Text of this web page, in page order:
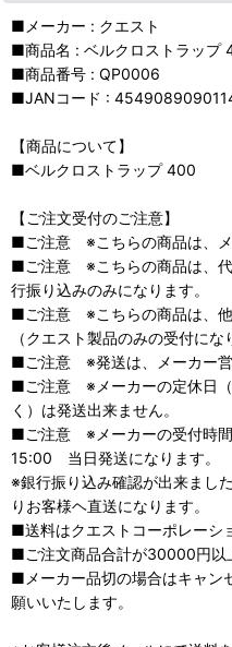
■メーカー : クエスト
■商品名 : ベルクロストラップ
■商品番号 : QP0006
■JANコード :
【商品について】
■ベルクロストラップ 400
【ご注文受付のご注意】
■ご注意 ※こちらの商品は、メ
■ご注意 ※こちらの商品は、代
行振り込みのみになります。
■ご注意 ※こちらの商品は、他
（クエスト製品のみの受付にな
■ご注意 ※発送は、メーカー営
■ご注意 ※メーカーの定休日（
く）は発送出来ません。
■ご注意 ※メーカーの受付時
15:00 当日発送になります。
※銀行振り込み確認が出来まし
りお客様ヘ直送になります。
■送料はクエストコーポレーシ
■ご注文商品合計が30000円以
■メーカー品切の場合はキャン
願いいたします。